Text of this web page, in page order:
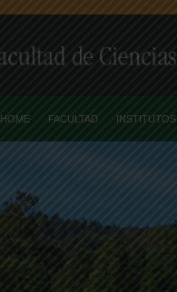
HOME FACULTAD INSTITUTOS